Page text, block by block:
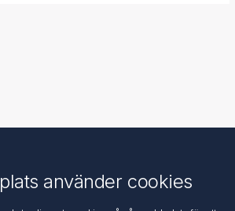
Kundtjänst
använder cookies